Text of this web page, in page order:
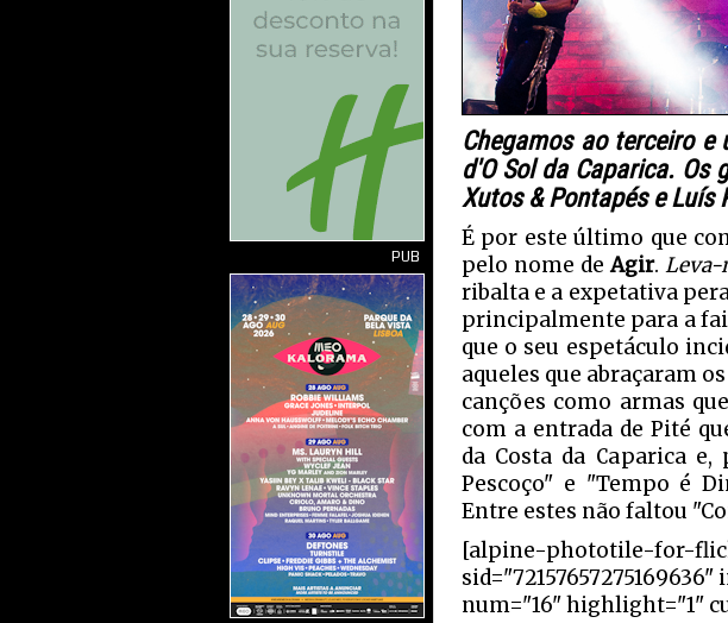
PUB
Chegamos ao terceiro
d'O Sol da Caparica. Os
Xutos & Pontapés e Luís
É por este último que
pelo nome deAgir. Leva-
ribalta e a expetativa
principalmente para a
que o seu espetáculo
aqueles que abraçaram
canções como armas
com a entrada de Pité
da Costa da Caparica
Pescoço" e "Tempo é
Entre estes não faltou "
[alpine-phototile-for-
num="16" highlight="1"